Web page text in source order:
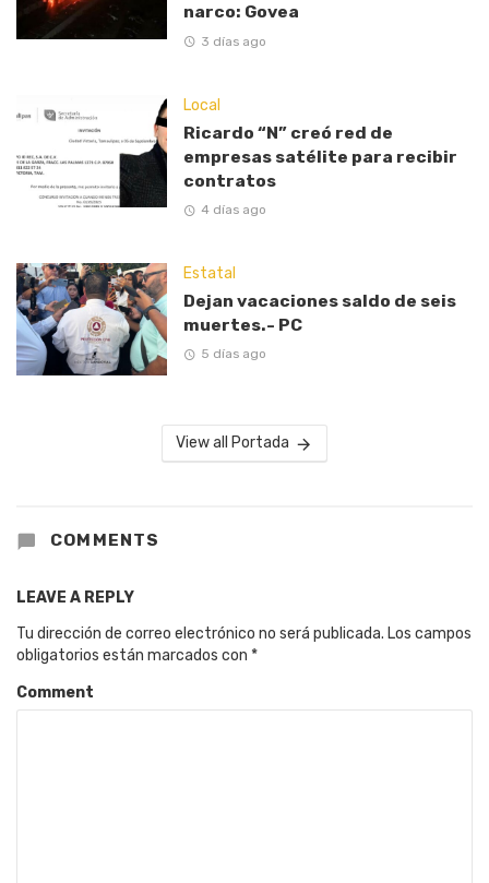
narco: Govea
3 días ago
Local
Ricardo “N” creó red de
empresas satélite para recibir
contratos
4 días ago
Estatal
Dejan vacaciones saldo de seis
muertes.- PC
5 días ago
View all Portada
COMMENTS
LEAVE A REPLY
Tu dirección de correo electrónico no será publicada. Los campos
obligatorios están marcados con *
Comment